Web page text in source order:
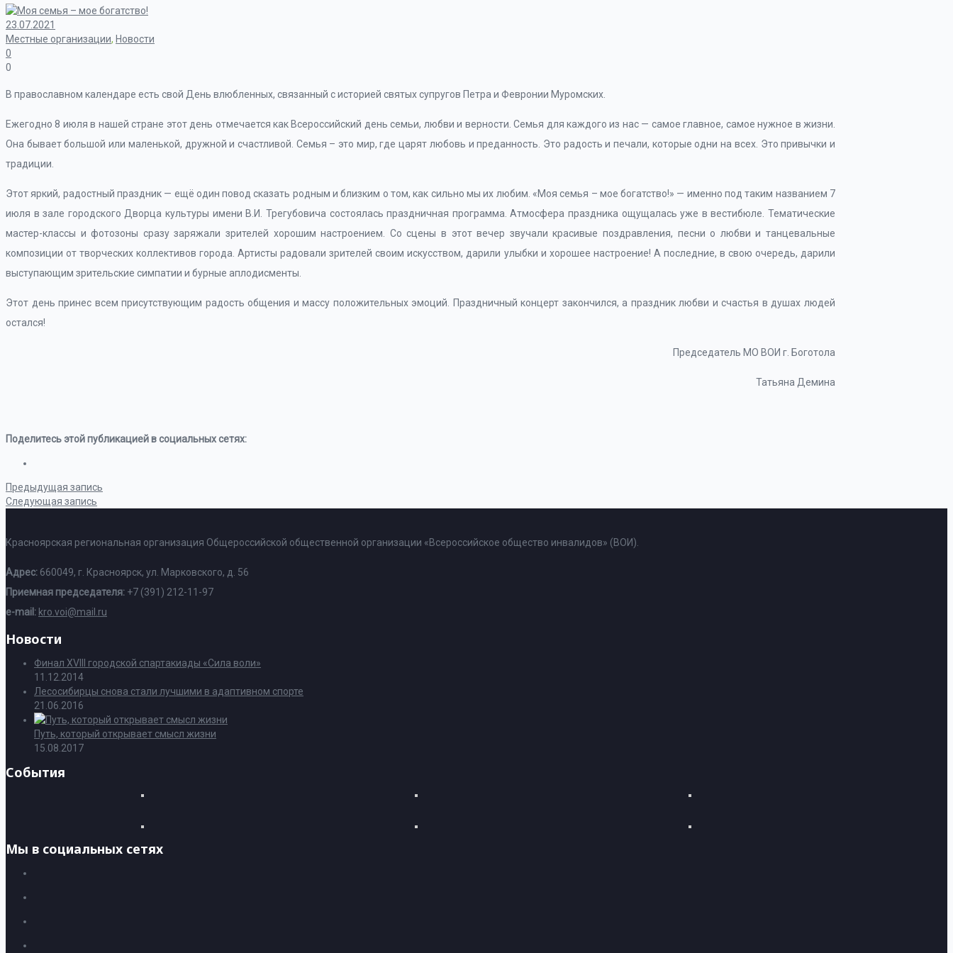
23.07.2021
Местные организации, Новости
0
0
В православном календаре есть свой День влюбленных, связанный с историей святых супругов Петра и Февронии Муромских.
Ежегодно 8 июля в нашей стране этот день отмечается как Всероссийский день семьи, любви и верности. Семья для каждого из нас — самое главное, самое нужное в жизни.
Она бывает большой или маленькой, дружной и счастливой. Семья – это мир, где царят любовь и преданность. Это радость и печали, которые одни на всех. Это привычки и
традиции.
Этот яркий, радостный праздник — ещё один повод сказать родным и близким о том, как сильно мы их любим. «Моя семья – мое богатство!» — именно под таким названием 7
июля в зале городского Дворца культуры имени В.И. Трегубовича состоялась праздничная программа. Атмосфера праздника ощущалась уже в вестибюле. Тематические
мастер-классы и фотозоны сразу заряжали зрителей хорошим настроением. Со сцены в этот вечер звучали красивые поздравления, песни о любви и танцевальные
композиции от творческих коллективов города. Артисты радовали зрителей своим искусством, дарили улыбки и хорошее настроение! А последние, в свою очередь, дарили
выступающим зрительские симпатии и бурные аплодисменты.
Этот день принес всем присутствующим радость общения и массу положительных эмоций. Праздничный концерт закончился, а праздник любви и счастья в душах людей
остался!
Председатель МО ВОИ г. Боготола
Татьяна Демина
Поделитесь этой публикацией в социальных сетях:
Предыдущая запись
Следующая запись
Красноярская региональная организация Общероссийской общественной организации «Всероссийское общество инвалидов» (ВОИ).
Адрес: 660049, г. Красноярск, ул. Марковского, д. 56
Приемная председателя: +7 (391) 212-11-97
e-mail: kro.voi@mail.ru
Новости
Финал XVIII городской спартакиады «Сила воли»
11.12.2014
Лесосибирцы снова стали лучшими в адаптивном спорте
21.06.2016
Путь, который открывает смысл жизни
15.08.2017
События
Мы в социальных сетях